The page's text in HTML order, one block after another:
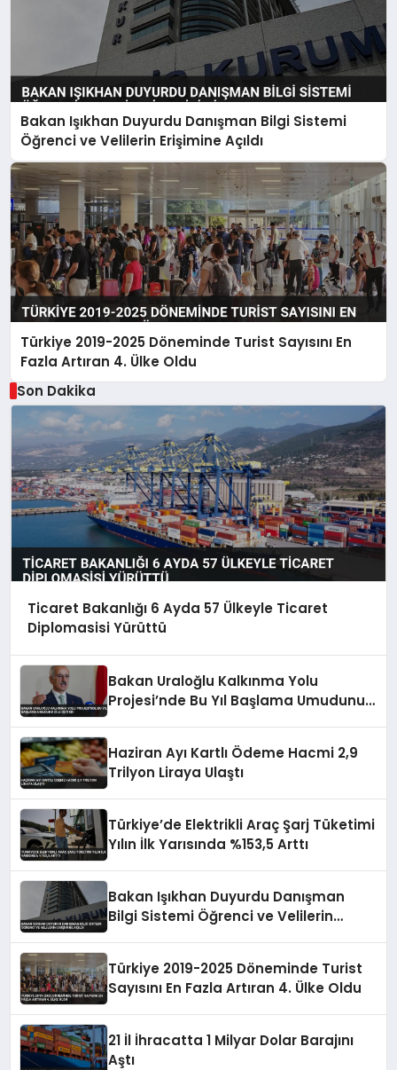
Bakan Işıkhan Duyurdu Danışman Bilgi Sistemi
Öğrenci ve Velilerin Erişimine Açıldı
Türkiye 2019-2025 Döneminde Turist Sayısını En
Fazla Artıran 4. Ülke Oldu
Son Dakika
Ticaret Bakanlığı 6 Ayda 57 Ülkeyle Ticaret
Diplomasisi Yürüttü
Bakan Uraloğlu Kalkınma Yolu
Projesi’nde Bu Yıl Başlama Umudunu
Haziran Ayı Kartlı Ödeme Hacmi 2,9
Trilyon Liraya Ulaştı
Türkiye’de Elektrikli Araç Şarj Tüketimi
Yılın İlk Yarısında %153,5 Arttı
Bakan Işıkhan Duyurdu Danışman
Bilgi Sistemi Öğrenci ve Velilerin
Türkiye 2019-2025 Döneminde Turist
Sayısını En Fazla Artıran 4. Ülke Oldu
21 İl İhracatta 1 Milyar Dolar Barajını
Aştı